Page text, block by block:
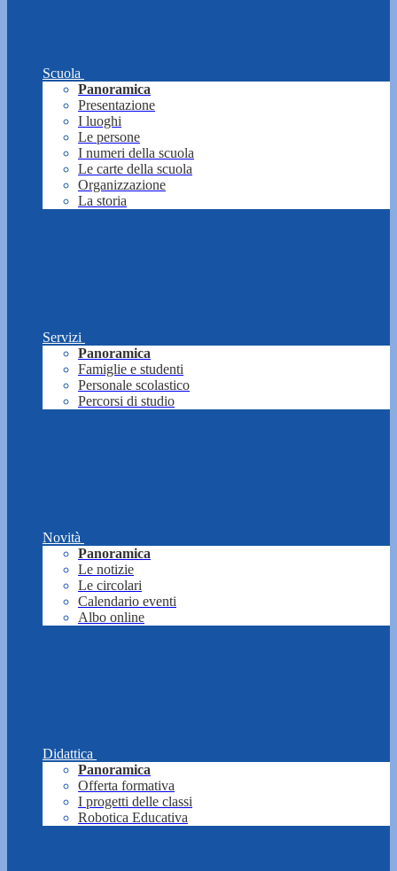
Scuola
Panoramica
Presentazione
I luoghi
Le persone
I numeri della scuola
Le carte della scuola
Organizzazione
La storia
Servizi
Panoramica
Famiglie e studenti
Personale scolastico
Percorsi di studio
Novità
Panoramica
Le notizie
Le circolari
Calendario eventi
Albo online
Didattica
Panoramica
Offerta formativa
I progetti delle classi
Robotica Educativa